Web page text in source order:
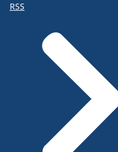
RSS